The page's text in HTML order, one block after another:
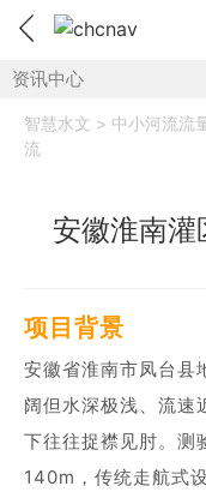
产品中心
解决方案
教学视频
服务支持
线上自助寄修
维修进度查询
行业无忧
国内分支机构
国内授权经销
活动专区
资讯中心
了解华测
资讯中心
智慧水文 > 中小河流流
流
安徽淮南
项目背景
安徽省淮南市凤台县
阔但水深极浅、流速
下往往捉襟见肘。测
140m，传统走航式